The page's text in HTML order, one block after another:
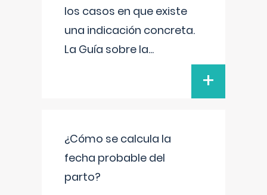
los casos en que existe
una indicación concreta.
La Guía sobre la...
+
¿Cómo se calcula la
fecha probable del
parto?